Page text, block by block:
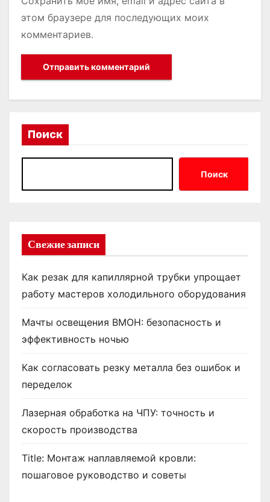
этом браузере для последующих моих
комментариев.
Поиск
Поиск
Свежие записи
Как резак для капиллярной трубки упрощает
работу мастеров холодильного оборудования
Мачты освещения ВМОН: безопасность и
эффективность ночью
Как согласовать резку металла без ошибок и
переделок
Лазерная обработка на ЧПУ: точность и
скорость производства
Title: Монтаж наплавляемой кровли:
пошаговое руководство и советы